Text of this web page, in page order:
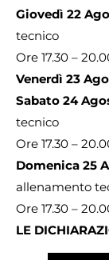
Giovedì 22
tecnico
Ore 17.30 –
Venerdì 23
Sabato 24
tecnico
Ore 17.30 –
Domenica 25
allenamento
Ore 17.30 –
LE